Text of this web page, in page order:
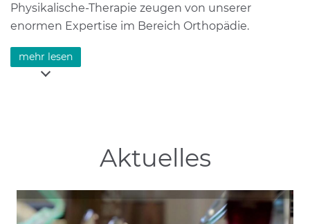
Physikalische-Therapie zeugen von unserer
enormen Expertise im Bereich Orthopädie.
Mit unseren freundlichen Zimmern, der
komfortabel ausgestatteten Komfortstation sowie
hauseigene Küche, die neben bayerischen
verschiedene Salatvariationen anbietet und somit
keine Wünsche offenlässt.
mehr lesen
Aktuelles